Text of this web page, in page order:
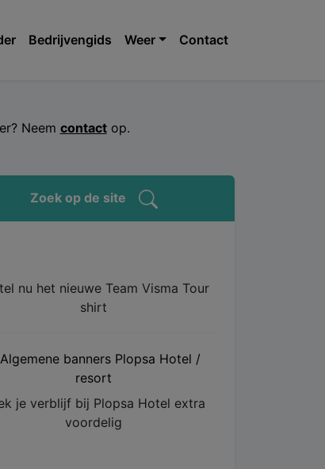
Bedrijvengids Weer Contact
Neem contactop.
Zoek op de site
nu het nieuwe Team Visma Tour
shirt
je verblijf bij Plopsa Hotel extra
voordelig